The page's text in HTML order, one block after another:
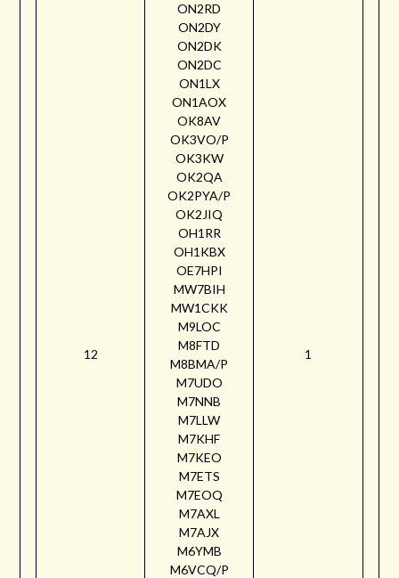
12
ON2RD
ON2DY
ON2DK
ON2DC
ON1LX
ON1AOX
OK8AV
OK3VO/P
OK3KW
OK2QA
OK2PYA/P
OK2JIQ
OH1RR
OH1KBX
OE7HPI
MW7BIH
MW1CKK
M9LOC
M8FTD
M8BMA/P
M7UDO
M7NNB
M7LLW
M7KHF
M7KEO
M7ETS
M7EOQ
M7AXL
M7AJX
M6YMB
M6VCQ/P
1